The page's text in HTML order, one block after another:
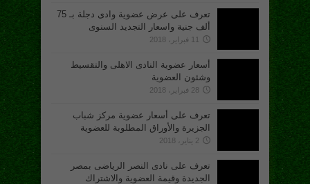
تعرف على عرض عضوية وادى دجلة بـ 75
ألف جنية واسعار التجديد السنوى
11 فبراير، 2018
أسعار عضوية النادى الاهلى والتقسيط
وشئون العضوية
28 فبراير، 2018
تعرف على أسعار عضوية مركز شباب
الجزيرة والأوراق المطلوبة للعضوية
2 يناير، 2018
تعرف على نادى النصر الرياضى بمصر
الجديدة وقيمة العضوية والاشتراك